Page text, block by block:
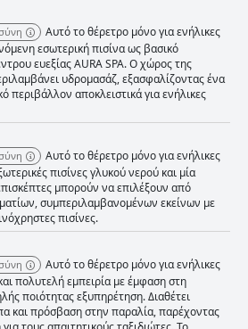
Αυτό το θέρετρο μόνο για ενήλικες
εσωτερική πισίνα ως βασικό
ευεξίας AURA SPA. Ο χώρος της
υδρομασάζ, εξασφαλίζοντας ένα
περιβάλλον αποκλειστικά για ενήλικες
Αυτό το θέρετρο μόνο για ενήλικες
πισίνες γλυκού νερού και μία
μπορούν να επιλέξουν από
συμπεριλαμβανομένων εκείνων με
πισίνες.
Αυτό το θέρετρο μόνο για ενήλικες
πολυτελή εμπειρία με έμφαση στη
ποιότητας εξυπηρέτηση. Διαθέτει
και πρόσβαση στην παραλία, παρέχοντας